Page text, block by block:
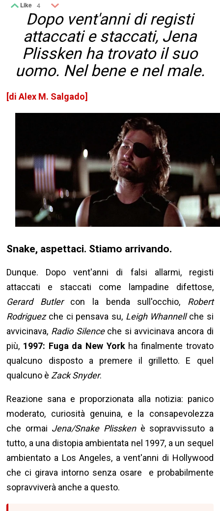
Like 4
Dopo vent'anni di registi
attaccati e staccati, Jena
Plissken ha trovato il suo
uomo. Nel bene e nel male.
[di Alex M. Salgado]
Snake, aspettaci. Stiamo arrivando.
Dunque. Dopo vent'anni di falsi allarmi, registi
attaccati e staccati come lampadine difettose,
Gerard Butler con la benda sull'occhio, Robert
Rodriguezche ci pensava su, Leigh Whannellche si
avvicinava, Radio Silenceche si avvicinava ancora di
più, 1997: Fuga da New Yorkha finalmente trovato
qualcuno disposto a premere il grilletto. E quel
qualcuno èZack Snyder.
Reazione sana e proporzionata alla notizia: panico
moderato, curiosità genuina, e la consapevolezza
che ormai Jena/Snake Plisskenè sopravvissuto a
tutto, a una distopia ambientata nel 1997, a un sequel
ambientato a Los Angeles, a vent'anni di Hollywood
che ci girava intorno senza osare e probabilmente
sopravviverà anche a questo.